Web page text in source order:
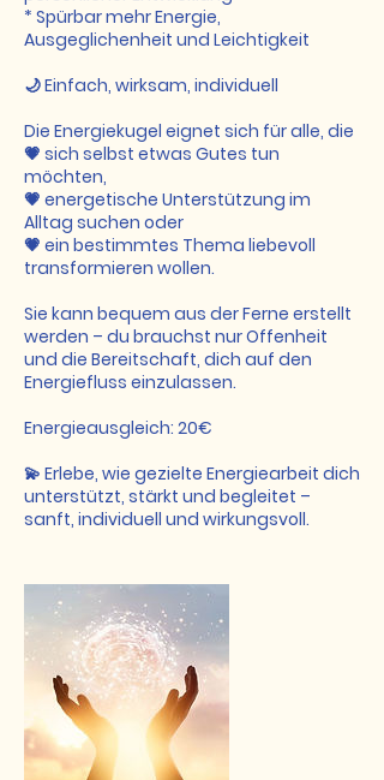
* Spürbar mehr Energie,
Ausgeglichenheit und Leichtigkeit
🌙 Einfach, wirksam, individuell
Die Energiekugel eignet sich für alle, die
💗 sich selbst etwas Gutes tun
möchten,
💗 energetische Unterstützung im
Alltag suchen oder
💗 ein bestimmtes Thema liebevoll
transformieren wollen.
Sie kann bequem aus der Ferne erstellt
werden – du brauchst nur Offenheit
und die Bereitschaft, dich auf den
Energiefluss einzulassen.
Energieausgleich: 20€
💫 Erlebe, wie gezielte Energiearbeit dich
unterstützt, stärkt und begleitet –
sanft, individuell und wirkungsvoll.